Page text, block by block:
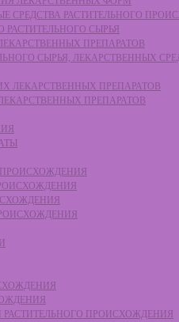
СРЕДСТВА РАСТИТЕЛЬНОГО
РАСТИТЕЛЬНОГО СЫРЬЯ
ПРЕПАРАТОВ
СЫРЬЯ, ЛЕКАРСТВЕННЫХ
ЛЕКАРСТВЕННЫХ ПРЕПАРАТОВ
ПРЕПАРАТОВ
ПРОИСХОЖДЕНИЯ